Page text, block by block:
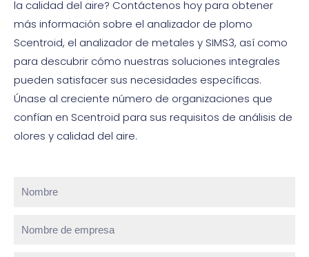
la calidad del aire? Contáctenos hoy para obtener
más información sobre el analizador de plomo
Scentroid, el analizador de metales y SIMS3, así como
para descubrir cómo nuestras soluciones integrales
pueden satisfacer sus necesidades específicas.
Únase al creciente número de organizaciones que
confían en Scentroid para sus requisitos de análisis de
olores y calidad del aire.